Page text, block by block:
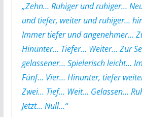
„Zehn… Ruhiger und ruhiger…
und tiefer, weiter und ruhiger…
Immer tiefer und angenehmer…
Hinunter… Tiefer… Weiter… Zur
gelassener… Spielerisch leicht…
Fünf… Vier… Hinunter, tiefer
Zwei… Tief… Weit… Gelassen…
Jetzt… Null…“